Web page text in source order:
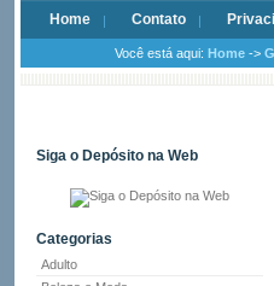
Home Contato
Você está aqui: Home ->
Siga o Depósito na Web
Categorias
Adulto